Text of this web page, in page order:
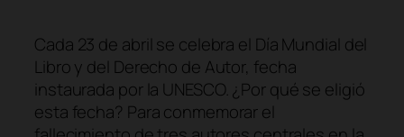
Cada 23 de abril se celebra el Día Mundial del
Libro y del Derecho de Autor, fecha
instaurada por la UNESCO. ¿Por qué se eligió
esta fecha? Para conmemorar el